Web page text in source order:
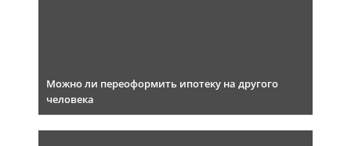
Можно ли переоформить ипотеку на другого
человека